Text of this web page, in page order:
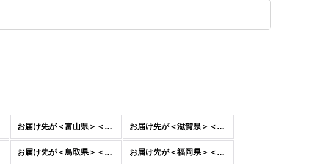
お届け先が＜富山県＞＜石川県＞＜福井県＞ お届け先が＜滋賀県＞＜京都府＞＜大阪府＞＜兵庫県＞＜奈良県＞＜和歌山県＞
お届け先が＜鳥取県＞＜島根県＞＜岡山県＞＜広島県＞＜山口県＞＜徳島県＞＜香川県＞＜愛媛県＞＜高知県＞ お届け先が＜福岡県＞＜佐賀県＞＜長崎県＞＜大分県＞＜熊本県＞＜宮崎県＞＜鹿児島県＞